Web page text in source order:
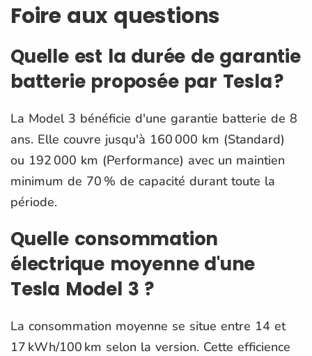
Foire aux questions
Quelle est la durée de garantie
batterie proposée par Tesla ?
La Model 3 bénéficie d'une garantie batterie de 8
ans. Elle couvre jusqu'à 160 000 km (Standard)
ou 192 000 km (Performance) avec un maintien
minimum de 70 % de capacité durant toute la
période.
Quelle consommation
électrique moyenne d'une
Tesla Model 3 ?
La consommation moyenne se situe entre 14 et
17 kWh/100 km selon la version. Cette efficience